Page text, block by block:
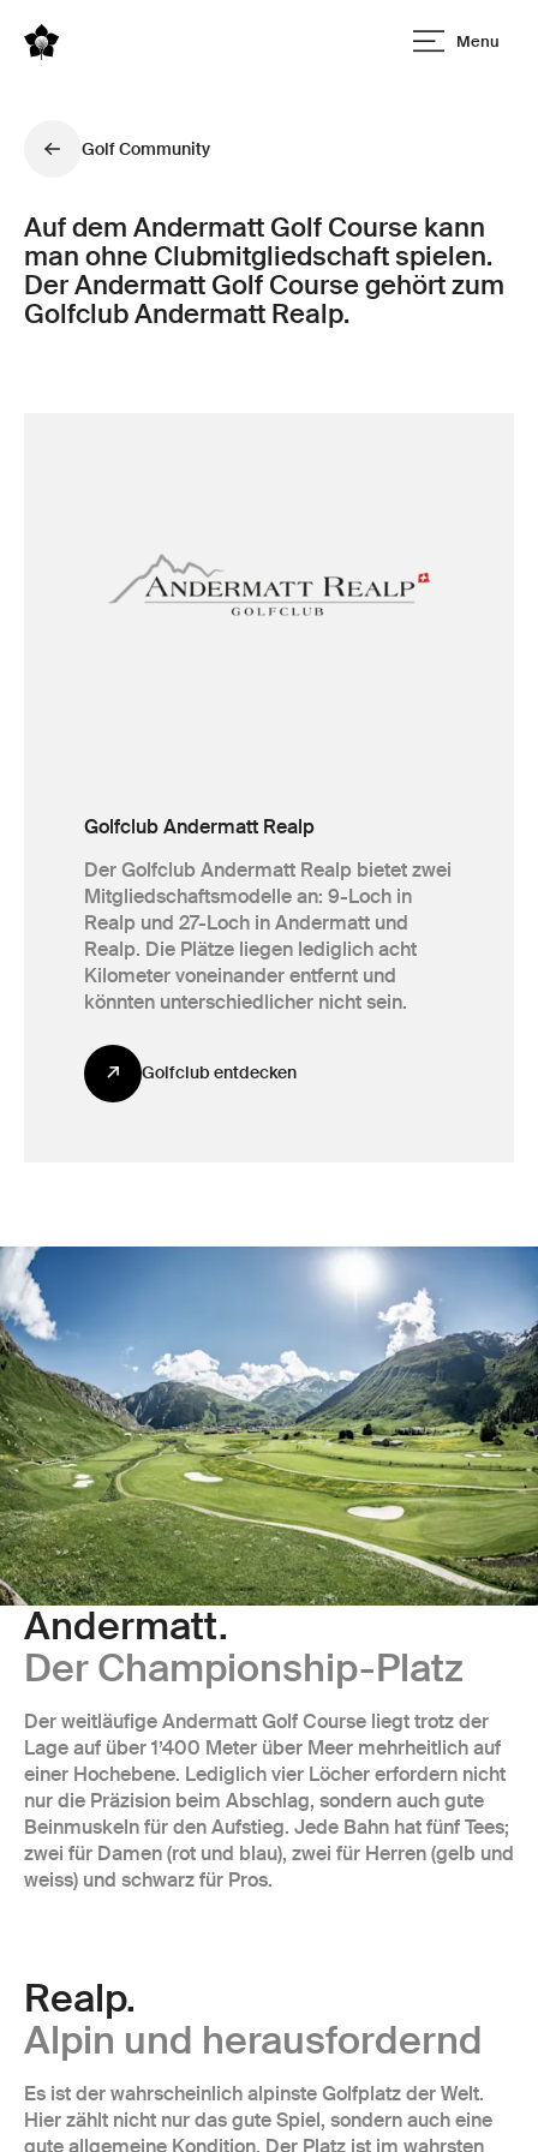
Menu
Golf Community
Auf dem Andermatt Golf Course kann
man ohne Clubmitgliedschaft spielen.
Der Andermatt Golf Course gehört zum
Golfclub Andermatt Realp.
Golfclub Andermatt Realp
Der Golfclub Andermatt Realp bietet zwei
Mitgliedschaftsmodelle an: 9-Loch in
Realp und 27-Loch in Andermatt und
Realp. Die Plätze liegen lediglich acht
Kilometer voneinander entfernt und
könnten unterschiedlicher nicht sein.
Golfclub entdecken
Andermatt.
Der Championship-Platz
Der weitläufige Andermatt Golf Course liegt trotz der
Lage auf über 1’400 Meter über Meer mehrheitlich auf
einer Hochebene. Lediglich vier Löcher erfordern nicht
nur die Präzision beim Abschlag, sondern auch gute
Beinmuskeln für den Aufstieg. Jede Bahn hat fünf Tees;
zwei für Damen (rot und blau), zwei für Herren (gelb und
weiss) und schwarz für Pros.
Realp.
Alpin und herausfordernd
Es ist der wahrscheinlich alpinste Golfplatz der Welt.
Hier zählt nicht nur das gute Spiel, sondern auch eine
gute allgemeine Kondition. Der Platz ist im wahrsten